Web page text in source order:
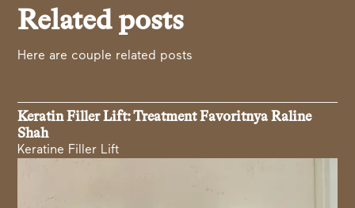
Related posts
Here are couple related posts
Keratin Filler Lift: Treatment Favoritnya Raline
Shah
Keratine Filler Lift